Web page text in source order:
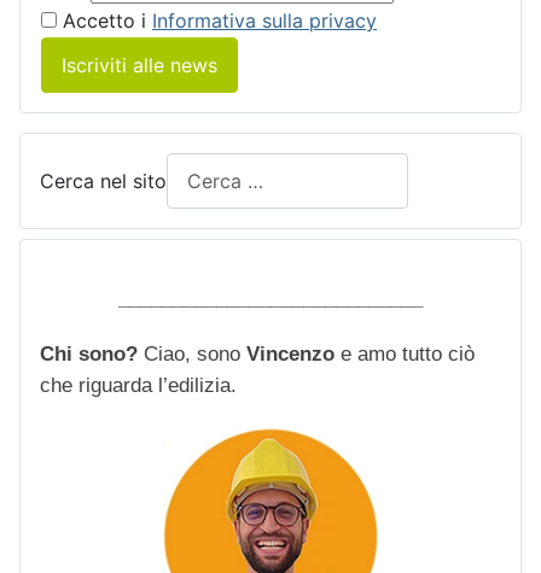
Accetto i Informativa sulla privacy
Iscriviti alle news
Cerca nel sito
Chi sono? Ciao, sono Vincenzo e amo tutto ciò
che riguarda l’edilizia.